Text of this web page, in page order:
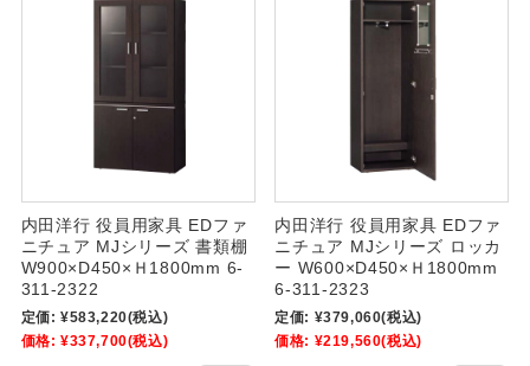
内田洋行 役員用家具 EDファ
ニチュア MJシリーズ 書類棚
W900×D450×Ｈ1800mm 6-
311-2322
定価: ¥583,220(税込)
価格: ¥337,700(税込)
内田洋行 役員用家具 EDファ
ニチュア MJシリーズ ロッカ
ー W600×D450×Ｈ1800mm
6-311-2323
定価: ¥379,060(税込)
価格: ¥219,560(税込)